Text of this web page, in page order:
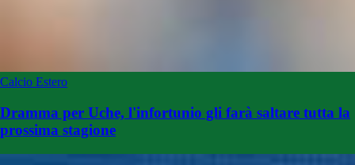
Calcio Estero
Dramma per Uche, l'infortunio gli farà saltare tutta la
prossima stagione